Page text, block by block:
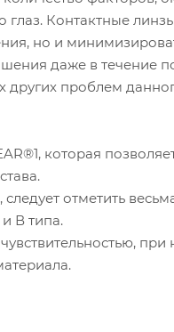
Контактные
но и
даже в течение
проблем
которая
отметить
В типа.